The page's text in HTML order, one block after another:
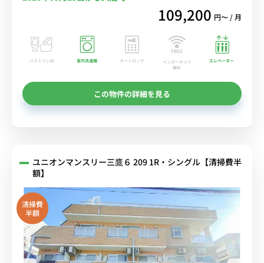
109,200 円〜 / 月
バストイレ別 室内洗濯機 オートロック
インターネット
無料
エレベーター
この物件の詳細を見る
ユニオンマンスリー三鷹６ 209 1R・シングル【清掃費半
額】
清掃費
半額